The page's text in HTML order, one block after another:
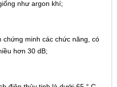
như argon khí;
chứng minh các chức năng, có
hơn 30 dB;